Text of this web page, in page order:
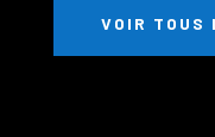
VOIR TOUS